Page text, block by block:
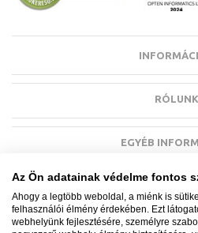
RÓLUNK
EGYÉB
Az Ön adatainak védelme fontos
Ahogy a legtöbb weboldal, a miénk is
felhasználói élmény érdekében. Ezt
webhelyünk fejlesztésére, személyre